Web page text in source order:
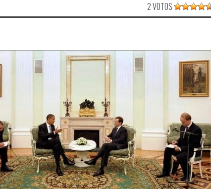
2 VOTOS